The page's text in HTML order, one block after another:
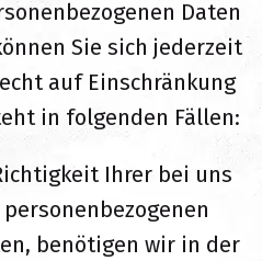
Daten
Sie sich jederzeit
auf Einschränkung
in folgenden Fällen:
Ihrer bei uns
benötigen wir in der